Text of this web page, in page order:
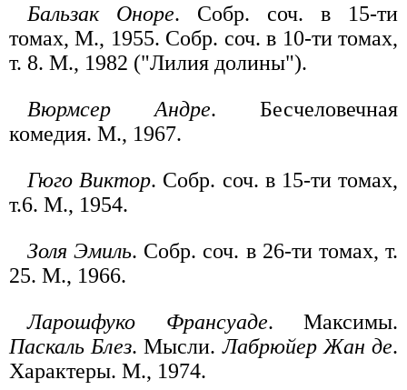
Бальзак Оноре. Собр. соч. в 15-ти
томах, М., 1955. Собр. соч. в 10-ти томах,
т. 8. М., 1982 ("Лилия долины").
Вюрмсер Андре. Бесчеловечная
комедия. М., 1967.
Гюго Виктор. Собр. соч. в 15-ти томах,
т.6. М., 1954.
Золя Эмиль. Собр. соч. в 26-ти томах, т.
25. М., 1966.
Ларошфуко Франсуаде. Максимы.
Паскаль Блез. Мысли.Лабрюйер Жан де.
Характеры. М., 1974.